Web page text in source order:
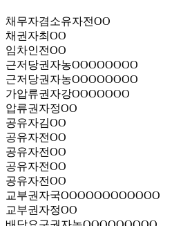
채무자겸소유자전OO
채권자최OO
임차인전OO
근저당권자농OOOOOOOO
근저당권자농OOOOOOOO
가압류권자강OOOOOOO
압류권자정OO
공유자김OO
공유자전OO
공유자전OO
공유자전OO
공유자전OO
교부권자국OOOOOOOOOOOO
교부권자정OO